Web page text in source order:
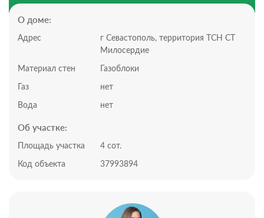
Дом находится в развитом районе города, рядом с
остановкой общественного транспорта (маршруты
школы, детские сады, музыкальная школа и другие
детские образовательные центры. Благодаря удобной
Т-образной транспортной развязке, вы с легкостью и
Подходит для наличного расчета, под ипотеку.
Документы РФ. Проверены юристами и готовы к
Профессиональное сопровождение до получения
права собственности.
потерять!
О доме:
Адрес
г Севастополь, территория ТСН СТ
Милосердие
Материал стен Газоблоки
Газ нет
Вода нет
Об участке:
Площадь участка 4 сот.
Код объекта 37993894